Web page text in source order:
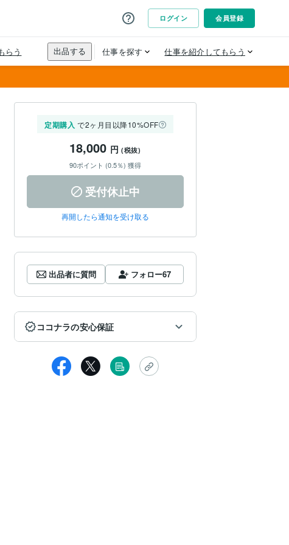
定期購入 で2ヶ月目以降10%OFF
18,000 円(税抜)
90ポイント (0.5％) 獲得
受付休止中
再開したら通知を受け取る
出品者に質問 フォロー67
ココナラの安心保証